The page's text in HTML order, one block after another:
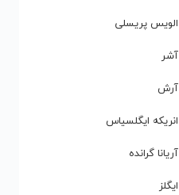
الویس پریسلی
آشر
آرش
انریکه ایگلسیاس
آریانا گرانده
ایگلز